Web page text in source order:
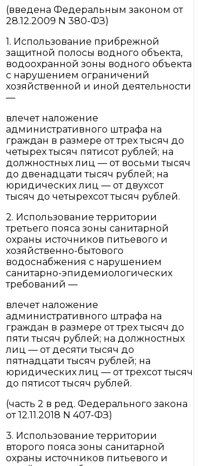
(введена Федеральным законом от
28.12.2009 N 380-ФЗ)
1. Использование прибрежной
защитной полосы водного объекта,
водоохранной зоны водного объекта
с нарушением ограничений
хозяйственной и иной деятельности
—
влечет наложение
административного штрафа на
граждан в размере от трех тысяч до
четырех тысяч пятисот рублей; на
должностных лиц — от восьми тысяч
до двенадцати тысяч рублей; на
юридических лиц — от двухсот
тысяч до четырехсот тысяч рублей.
2. Использование территории
третьего пояса зоны санитарной
охраны источников питьевого и
хозяйственно-бытового
водоснабжения с нарушением
санитарно-эпидемиологических
требований —
влечет наложение
административного штрафа на
граждан в размере от трех тысяч до
пяти тысяч рублей; на должностных
лиц — от десяти тысяч до
пятнадцати тысяч рублей; на
юридических лиц — от трехсот тысяч
до пятисот тысяч рублей.
(часть 2 в ред. Федерального закона
от 12.11.2018 N 407-ФЗ)
3. Использование территории
второго пояса зоны санитарной
охраны источников питьевого и